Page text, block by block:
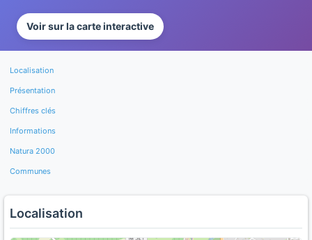
Voir sur la carte interactive
Localisation
Présentation
Chiffres clés
Informations
Natura 2000
Communes
Localisation